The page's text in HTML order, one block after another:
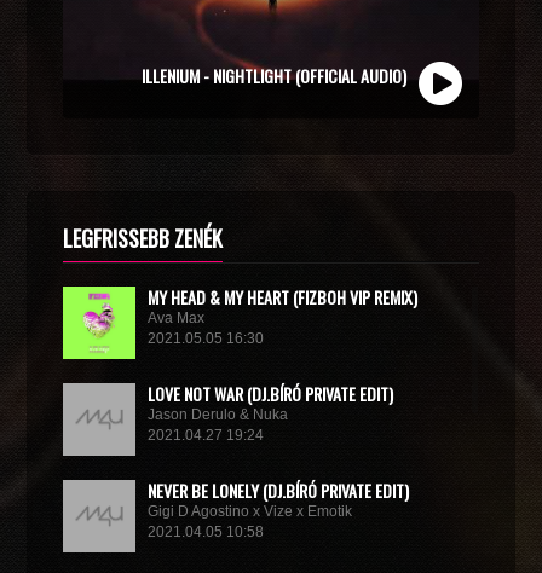
ZOLI VEKONY X CALIDORA - MINDIG NYÁR (OFFICIAL
MUSIC VIDEO)
LEGFRISSEBB ZENÉK
MY HEAD & MY HEART (FIZBOH VIP REMIX)
Ava Max
2021.05.05 16:30
LOVE NOT WAR (DJ.BÍRÓ PRIVATE EDIT)
Jason Derulo & Nuka
2021.04.27 19:24
NEVER BE LONELY (DJ.BÍRÓ PRIVATE EDIT)
Gigi D Agostino x Vize x Emotik
2021.04.05 10:58